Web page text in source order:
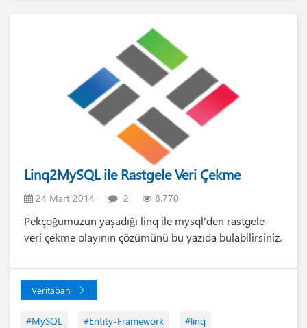
Linq2MySQL ile Rastgele Veri Çekme
24 Mart 2014 2 8.770
Pekçoğumuzun yaşadığı linq ile mysql'den rastgele
veri çekme olayının çözümünü bu yazıda bulabilirsiniz.
Veritabanı
#MySQL #Entity-Framework
#linq